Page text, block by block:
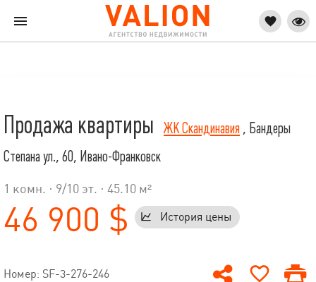
Продажа квартиры ЖК Скандинавия , Бандеры
Степана ул., 60, Ивано-Франковск
1 комн. · 9/10 эт. · 45.10 м²
46 900 $ История цены
Номер: SF-3-276-246